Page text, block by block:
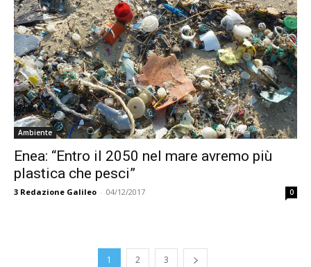
Ambiente
Enea: “Entro il 2050 nel mare avremo più
plastica che pesci”
3 Redazione Galileo - 04/12/2017 0
1 2 3